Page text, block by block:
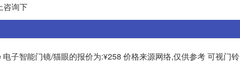
咨询下
子智能门镜/猫眼的报价为:¥258 价格来源网络,仅供参考 可视门